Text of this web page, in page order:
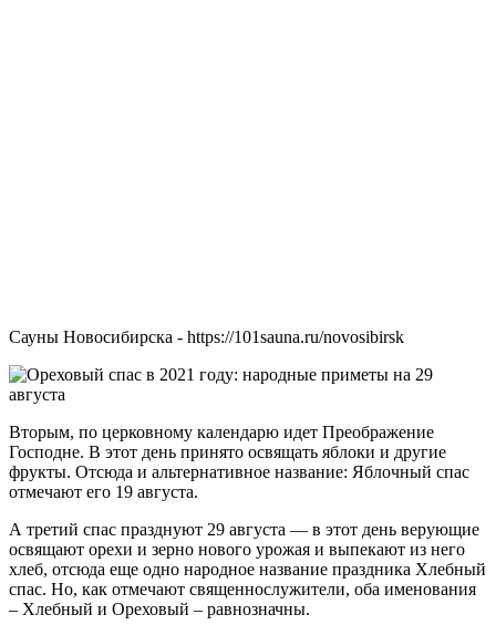
Сауны Новосибирска - https://101sauna.ru/novosibirsk
Вторым, по церковному календарю идет Преображение
Господне. В этот день принято освящать яблоки и другие
фрукты. Отсюда и альтернативное название: Яблочный спас
отмечают его 19 августа.
А третий спас празднуют 29 августа — в этот день верующие
освящают орехи и зерно нового урожая и выпекают из него
хлеб, отсюда еще одно народное название праздника Хлебный
спас. Но, как отмечают священнослужители, оба именования
– Хлебный и Ореховый – равнозначны.